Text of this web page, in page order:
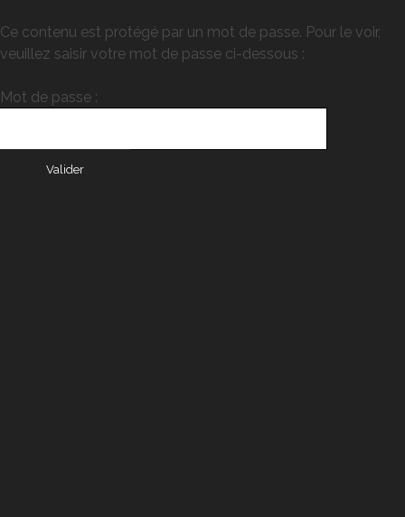
Ce contenu est protégé par un mot de passe. Pour le voir,
veuillez saisir votre mot de passe ci-dessous :
Mot de passe :